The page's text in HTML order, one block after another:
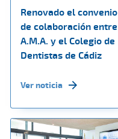
Renovado el convenio
de colaboración entre
A.M.A. y el Colegio de
Dentistas de Cádiz
Ver noticia